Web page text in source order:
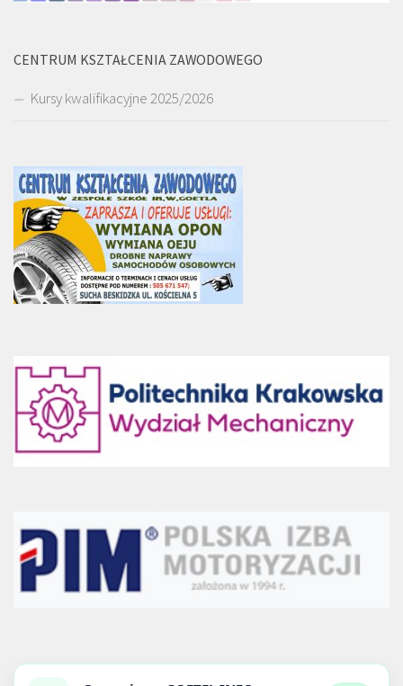
CENTRUM KSZTAŁCENIA ZAWODOWEGO
Kursy kwalifikacyjne 2025/2026